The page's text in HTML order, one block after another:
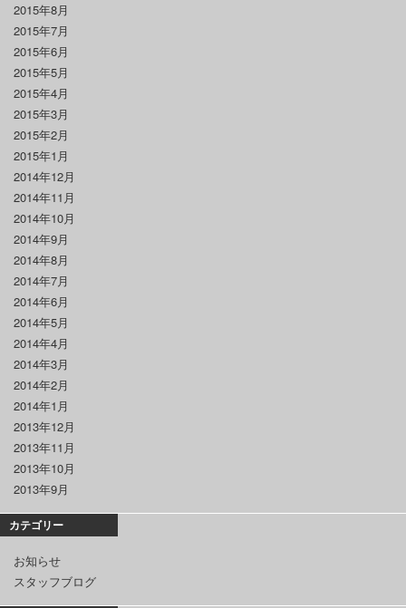
2015年8月
2015年7月
2015年6月
2015年5月
2015年4月
2015年3月
2015年2月
2015年1月
2014年12月
2014年11月
2014年10月
2014年9月
2014年8月
2014年7月
2014年6月
2014年5月
2014年4月
2014年3月
2014年2月
2014年1月
2013年12月
2013年11月
2013年10月
2013年9月
カテゴリー
お知らせ
スタッフブログ